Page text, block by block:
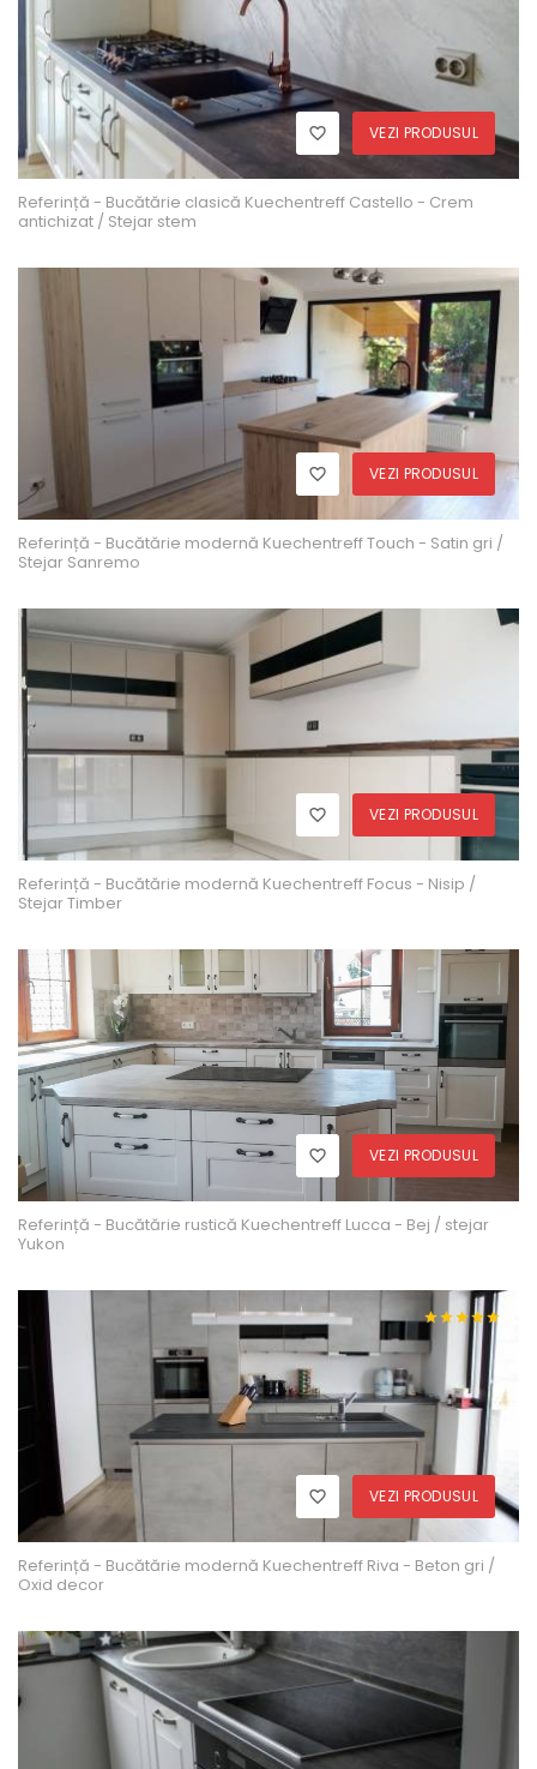
VEZI PRODUSUL
Referință - Bucătărie clasică Kuechentreff Castello - Crem
antichizat / Stejar stem
VEZI PRODUSUL
Referință - Bucătărie modernă Kuechentreff Touch - Satin gri /
Stejar Sanremo
VEZI PRODUSUL
Referință - Bucătărie modernă Kuechentreff Focus - Nisip /
Stejar Timber
VEZI PRODUSUL
Referință - Bucătărie rustică Kuechentreff Lucca - Bej / stejar
Yukon
VEZI PRODUSUL
Referință - Bucătărie modernă Kuechentreff Riva - Beton gri /
Oxid decor